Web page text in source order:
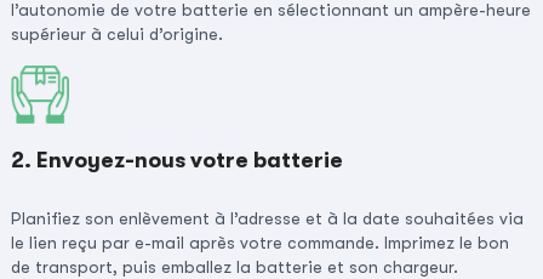
l’autonomie de votre batterie en sélectionnant un ampère-heure
supérieur à celui d’origine.
2. Envoyez-nous votre batterie
Planifiez son enlèvement à l’adresse et à la date souhaitées via
le lien reçu par e-mail après votre commande. Imprimez le bon
de transport, puis emballez la batterie et son chargeur.